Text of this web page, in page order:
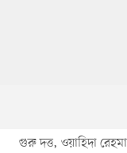
গুরু দত্ত, ওয়াহিদা